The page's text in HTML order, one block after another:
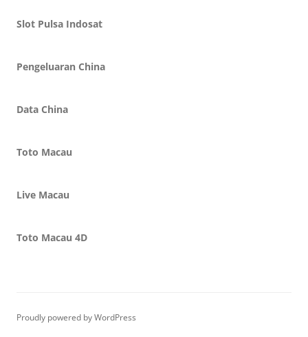
Slot Pulsa Indosat
Pengeluaran China
Data China
Toto Macau
Live Macau
Toto Macau 4D
Proudly powered by WordPress